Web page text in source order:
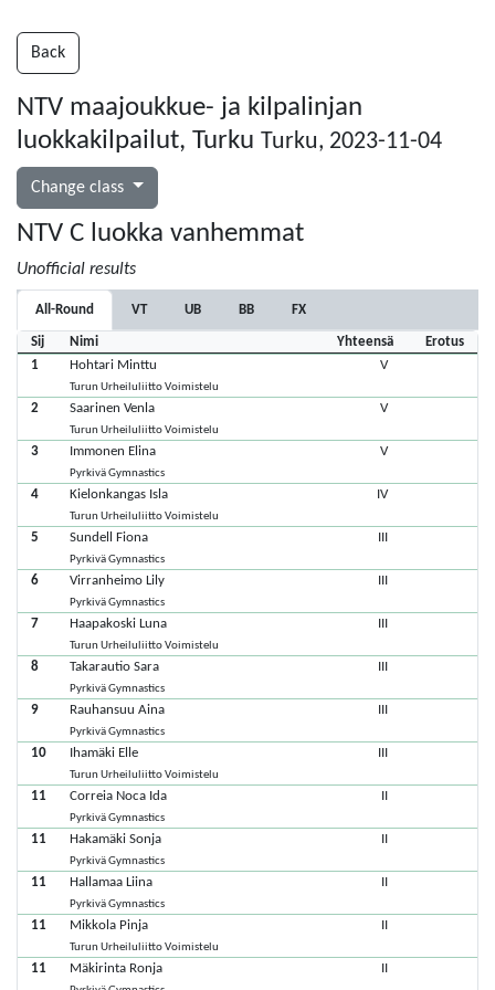
Back
NTV maajoukkue- ja kilpalinjan
luokkakilpailut, Turku Turku, 2023-11-04
Change class
NTV C luokka vanhemmat
Unofficial results
All-Round VT UB BB FX
Sij Nimi Yhteensä
Erotus
1
Hohtari Minttu
Turun Urheiluliitto Voimistelu
V
2 Saarinen Venla
Turun Urheiluliitto Voimistelu
V
3 Immonen Elina
Pyrkivä Gymnastics
V
4 Kielonkangas Isla
Turun Urheiluliitto Voimistelu
IV
5 Sundell Fiona
Pyrkivä Gymnastics
III
6 Virranheimo Lily
Pyrkivä Gymnastics
III
7 Haapakoski Luna
Turun Urheiluliitto Voimistelu
III
8 Takarautio Sara
Pyrkivä Gymnastics
III
9 Rauhansuu Aina
Pyrkivä Gymnastics
III
10 Ihamäki Elle
Turun Urheiluliitto Voimistelu
III
11 Correia Noca Ida
Pyrkivä Gymnastics
II
11 Hakamäki Sonja
Pyrkivä Gymnastics
II
11 Hallamaa Liina
Pyrkivä Gymnastics
II
11 Mikkola Pinja
Turun Urheiluliitto Voimistelu
II
11 Mäkirinta Ronja II